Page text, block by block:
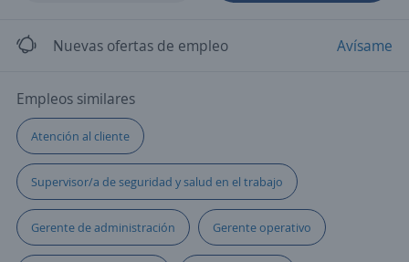
Nuevas ofertas de empleo Avísame
Empleos similares
Atención al cliente
Supervisor/a de seguridad y salud en el trabajo
Gerente de administración Gerente operativo